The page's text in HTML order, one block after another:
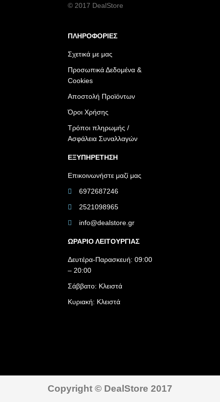
© 2017 DealStore
ΠΛΗΡΟΦΟΡΙΕΣ
Σχετικά με μας
Προσωπικά Δεδομένα &
Cookies
Αποστολή Προϊόντων
Όροι Χρήσης
Τρόποι πληρωμής /
Ασφάλεια Συναλλαγών
ΕΞΥΠΗΡΕΤΗΣΗ
Επικοινωνήστε μαζί μας
6972687246
2521098965
info@dealstore.gr
ΩΡΑΡΙΟ ΛΕΙΤΟΥΡΓΙΑΣ​
Δευτέρα-Παρασκευή: 09:00
– 20:00
Σάββατο: Κλειστά
Κυριακή: Κλειστά
Copyright © DealStore 2017